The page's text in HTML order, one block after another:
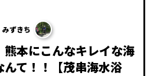
みずきち
熊本にこんなキレイな海
んて！！【茂串海水浴